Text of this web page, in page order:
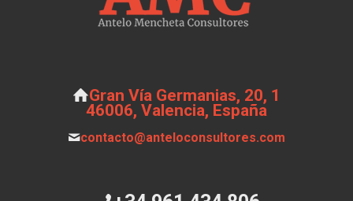
Gran Vía Germanias, 20, 1
46006, Valencia, España
contacto@anteloconsultores.com